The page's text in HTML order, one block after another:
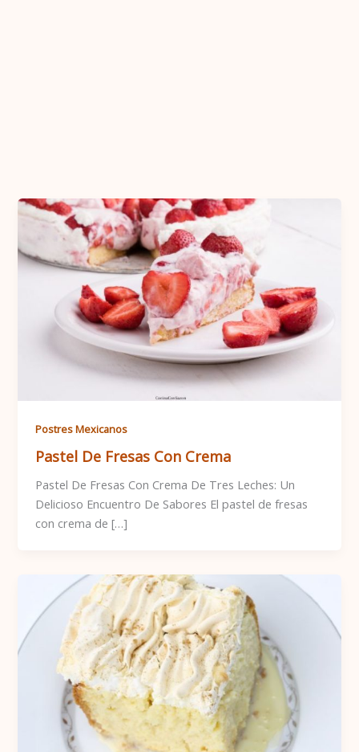
Postres Mexicanos
Pastel De Fresas Con Crema
Pastel De Fresas Con Crema De Tres Leches: Un
Delicioso Encuentro De Sabores El pastel de fresas
con crema de […]